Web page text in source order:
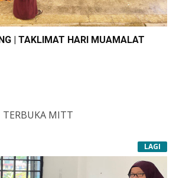
| TAKLIMAT HARI MUAMALAT
TERBUKA MITT
LAGI